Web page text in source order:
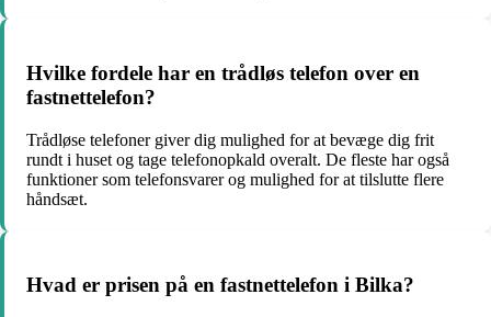
Hvilke fordele har en trådløs telefon over en
fastnettelefon?
Trådløse telefoner giver dig mulighed for at bevæge dig frit
rundt i huset og tage telefonopkald overalt. De fleste har også
funktioner som telefonsvarer og mulighed for at tilslutte flere
håndsæt.
Hvad er prisen på en fastnettelefon i Bilka?